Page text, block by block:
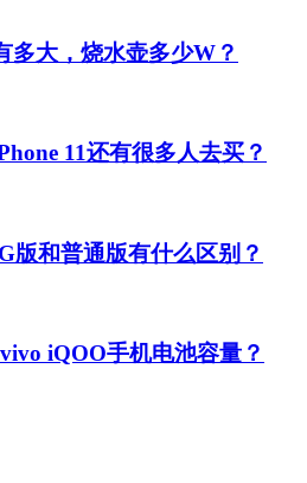
多大，烧水壶多少W？
11还有很多人去买？
版和普通版有什么区别？
iQOO手机电池容量？